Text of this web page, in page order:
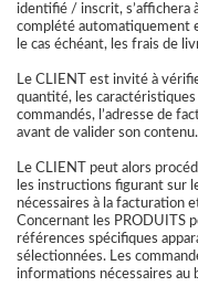
identifié / inscrit, s’affichera
complété automatiquement
le cas échéant, les frais de
Le CLIENT est invité à
quantité, les
commandés, l’adresse de
avant de valider son contenu.
Le CLIENT peut alors
les instructions figurant sur
nécessaires à la facturation
Concernant les PRODUITS
références spécifiques
sélectionnées. Les
informations nécessaires au